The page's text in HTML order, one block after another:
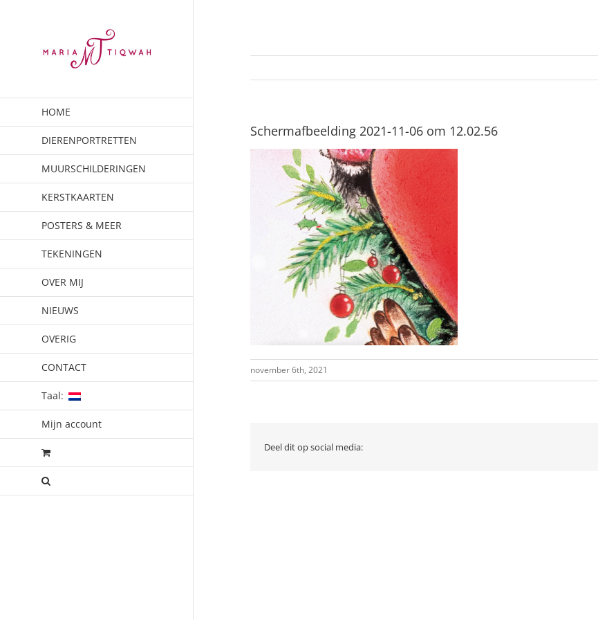
HOME
DIERENPORTRETTEN
MUURSCHILDERINGEN
KERSTKAARTEN
POSTERS & MEER
TEKENINGEN
OVER MIJ
NIEUWS
OVERIG
CONTACT
Taal:
Mijn account
Schermafbeelding 2021-11-06 om 12.02.56
november 6th, 2021
Deel dit op social media: